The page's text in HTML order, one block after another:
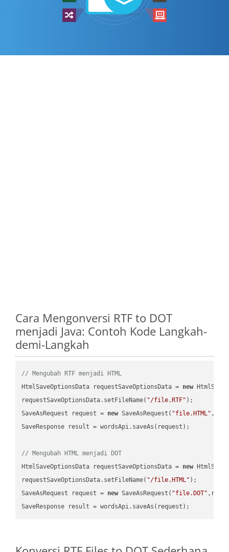
Cara Mengonversi RTF to DOT
menjadi Java: Contoh Kode Langkah-
demi-Langkah
// Mengubah RTF menjadi HTML
HtmlSaveOptionsData requestSaveOptionsData = new
requestSaveOptionsData.setFileName( "/file.RTF" );
SaveAsRequest request = new SaveAsRequest( "file.HTML"
SaveResponse result = wordsApi.saveAs(request);
// Mengubah HTML menjadi DOT
HtmlSaveOptionsData requestSaveOptionsData = new
requestSaveOptionsData.setFileName( "/file.HTML" );
SaveAsRequest request = new SaveAsRequest( "file.DOT"